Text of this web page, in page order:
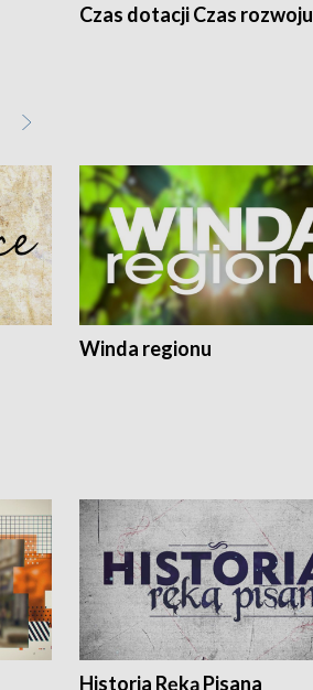
Czas dotacji Czas rozwoju
Winda regionu
Historia Ręką Pisana